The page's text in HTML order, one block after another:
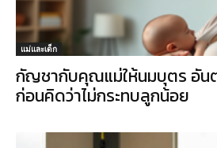
แม่และเด็ก
กัญชากับคุณแม่ให้นมบุตร อัน
ก่อนคิดว่าไม่กระทบลูกน้อย